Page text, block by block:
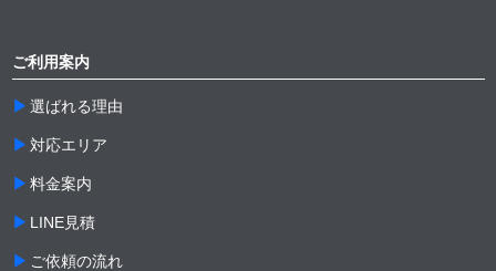
ご利用案内
選ばれる理由
対応エリア
料金案内
LINE見積
ご依頼の流れ